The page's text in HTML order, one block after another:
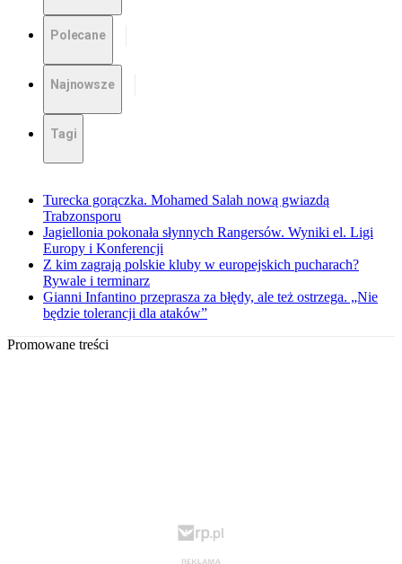
Polecane
Najnowsze
Tagi
Turecka gorączka. Mohamed Salah nową gwiazdą
Trabzonsporu
Jagiellonia pokonała słynnych Rangersów. Wyniki el. Ligi
Europy i Konferencji
Z kim zagrają polskie kluby w europejskich pucharach?
Rywale i terminarz
Gianni Infantino przeprasza za błędy, ale też ostrzega. „Nie
będzie tolerancji dla ataków”
Promowane treści